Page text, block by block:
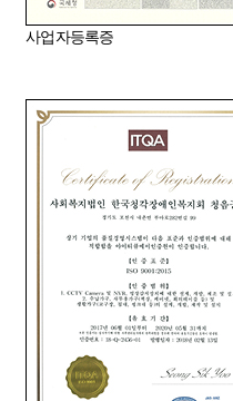
사업자등록증